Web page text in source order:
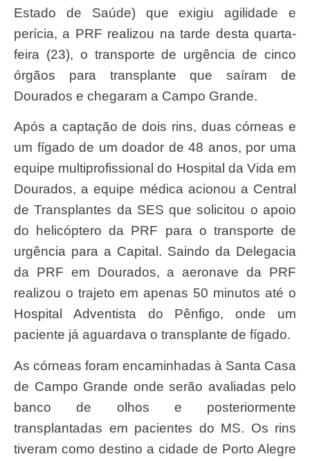
Estado de Saúde) que exigiu agilidade e
perícia, a PRF realizou na tarde desta quarta-
feira (23), o transporte de urgência de cinco
órgãos para transplante que saíram de
Dourados e chegaram a Campo Grande.
Após a captação de dois rins, duas córneas e
um fígado de um doador de 48 anos, por uma
equipe multiprofissional do Hospital da Vida em
Dourados, a equipe médica acionou a Central
de Transplantes da SES que solicitou o apoio
do helicóptero da PRF para o transporte de
urgência para a Capital. Saindo da Delegacia
da PRF em Dourados, a aeronave da PRF
realizou o trajeto em apenas 50 minutos até o
Hospital Adventista do Pênfigo, onde um
paciente já aguardava o transplante de fígado.
As córneas foram encaminhadas à Santa Casa
de Campo Grande onde serão avaliadas pelo
banco de olhos e posteriormente
transplantadas em pacientes do MS. Os rins
tiveram como destino a cidade de Porto Alegre